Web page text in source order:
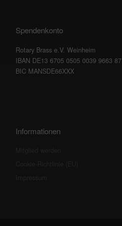
Spendenkonto
Rotary Brass e.V. Weinheim
IBAN DE13 6705 0505 0039 9663 87
BIC MANSDE66XXX
Informationen